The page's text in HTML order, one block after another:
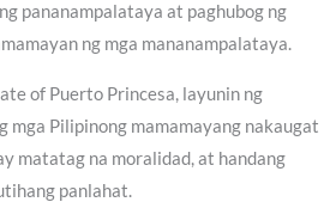
pananampalataya at paghubog ng
ng mga mananampalataya.
of Puerto Princesa, layunin ng
mga Pilipinong mamamayang nakaugat
matatag na moralidad, at handang
panlahat.